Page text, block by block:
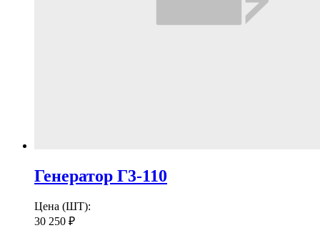
Генератор Г3-110
Цена (ШТ):
30 250 ₽